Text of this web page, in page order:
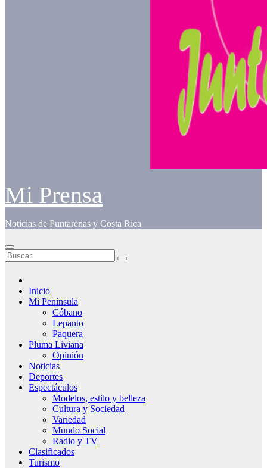
Mi Prensa
Noticias de Puntarenas y Costa Rica
Inicio
Mi Península
Cóbano
Lepanto
Paquera
Pluma Liviana
Opinión
Noticias
Deportes
Espectáculos
Modelos, estilo y belleza
Cultura y Sociedad
Variedad
Mundo Social
Radio y TV
Clasificados
Turismo